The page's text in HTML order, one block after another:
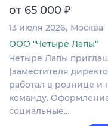
от 65 000 ₽
13 июля 2026 Москва
ООО "Четыре Лапы"
Четыре Лапы
(заместителя
работал в рознице и
команду.
социальные…